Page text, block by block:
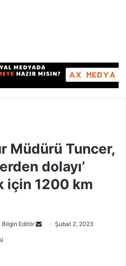
Müdürü Tuncer,
dolayı’
için 1200 km
Bilgin Editör Şubat 2, 2023